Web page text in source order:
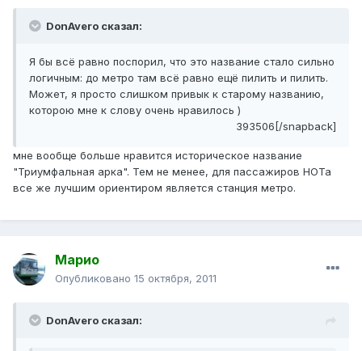
DonAvero сказал:
Я бы всё равно поспорил, что это название стало сильно
логичным: до метро там всё равно ещё пилить и пилить.
Может, я просто слишком привык к старому названию,
которою мне к слову очень нравилось )
393506[/snapback]
мне вообще больше нравится историческое название
"Триумфальная арка". Тем не менее, для пассажиров НОТа
все же лучшим ориентиром является станция метро.
Марио
Опубликовано 15 октября, 2011
DonAvero сказал: